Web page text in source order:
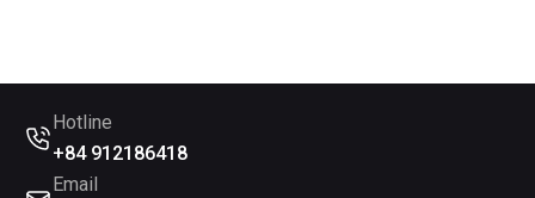
Hotline
+84 912186418
Email